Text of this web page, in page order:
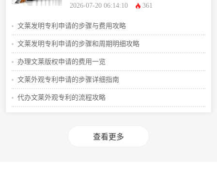
2026-07-20 06:14:10 361
文莱发明专利申请的步骤与费用攻略
文莱发明专利申请的步骤和周期明细攻略
办理文莱版权申请的费用一览
文莱外观专利申请的步骤详细指南
代办文莱外观专利的流程攻略
查看更多